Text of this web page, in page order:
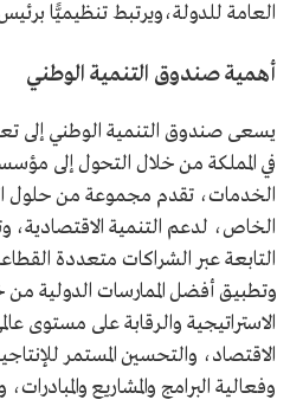
العامة للدولة،ويرتبط تنظيميًّا
أهمية صندوق التنمية الوطني
يسعى صندوق التنمية الوطني إلى
في المملكة من خلال التحول إلى
الخدمات، تقدم مجموعة من حلول
الخاص، لدعم التنمية الاقتصادية،
التابعة عبر الشراكات متعددة
وتطبيق أفضل الممارسات الدولية من
الاستراتيجية والرقابة على مستوى
الاقتصاد، والتحسين المستمر
وفعالية البرامج والمشاريع